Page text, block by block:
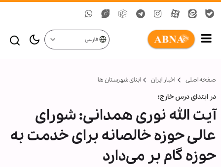
فارسی
صفحه اصلی اخبار ایران ابنای شهرستان ها
در ابتدای درس خارج؛
آیت الله نوری همدانی: شورای
عالی حوزه خالصانه برای خدمت به
حوزه گام بر می‌دارد